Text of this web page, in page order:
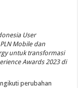
User
Mobile dan
untuk transformasi
Awards 2023 di
perubahan